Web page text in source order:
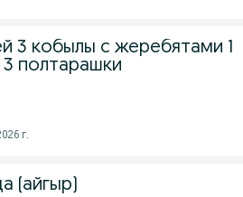
3 кобылы с жеребятами 1
3 полтарашки
г.
(айгыр)